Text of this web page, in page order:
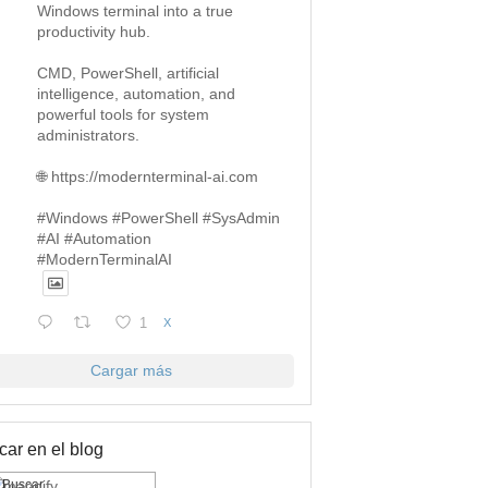
Windows terminal into a true
productivity hub.
CMD, PowerShell, artificial
intelligence, automation, and
powerful tools for system
administrators.
🌐 https://modernterminal-ai.com
#Windows #PowerShell #SysAdmin
#AI #Automation
#ModernTerminalAI
1 X
Cargar más
en el blog